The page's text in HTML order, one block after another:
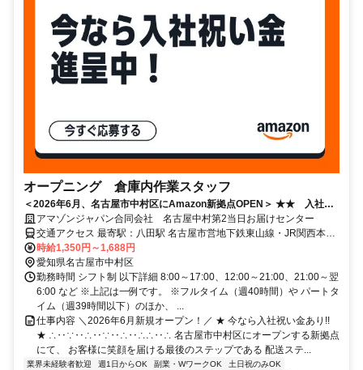
オープニング 倉庫内作業スタッフ
＜2026年6月、名古屋市中村区にAmazon新拠点OPEN＞ ★★ 入社祝
い金 最大140,000円!! ★★
アマゾンジャパン合同会社 名古屋中村第2当日お届けセンター
交通アクセス 最寄駅：八田駅 名古屋市営地下鉄東山線・JR関西本線
八田駅より徒歩７分 ※自転車通勤可 ※車、バイク通勤不可
時給1,350円～1,688円
愛知県名古屋市中村区
勤務時間 シフト制 以下詳細 8:00～17:00、12:00～21:00、21:00～翌
6:00 など ※上記は一例です。 ※フルタイム（週40時間）や パートタ
イム（週39時間以下）のほか、 ...
仕事内容 ＼2026年6月新規オープン！／ ★ 今なら入社祝い金あり!!
★ ∴‥∵‥∴‥∵‥∴‥∴∴‥∴ 名古屋市中村区にオープンする新拠点
にて、 お客様に笑顔を届ける最後のステップである 配送ステ...
業界未経験者歓迎 週1日からOK 副業・WワークOK
土日祝のみOK